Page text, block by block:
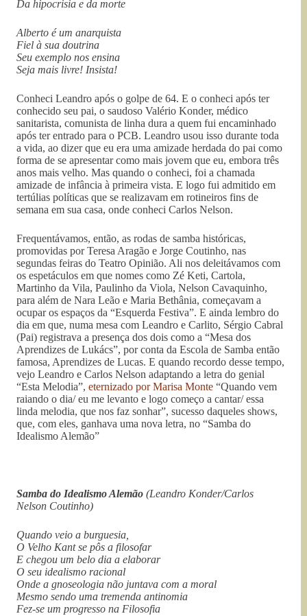
Da hipocrisia e da morte
Alberto é um anarquista
Fiel à sua doutrina
Seu exemplo nos ensina
Seja mais livre! Insista!
Conheci Leandro após o golpe de 64. E o conheci após ter
conhecido seu pai, o saudoso Valério Konder, médico
sanitarista, comunista de linha dura a quem fui encaminhado
após ter entrado para o PCB. Leandro usou isso durante toda
a vida, ao dizer que eu era uma amizade herdada do pai como
forma de se apresentar como mais jovem que eu, embora três
anos mais velho. Mas quando o conheci, foi a chamada
amizade de infância à primeira vista. E logo fui admitido em
tertúlias políticas que se realizavam em rotineiros fins de
semana em sua casa, onde conheci Carlos Nelson.
Frequentávamos, então, as rodas de samba históricas,
promovidas por Teresa Aragão e Jorge Coutinho, nas
segundas feiras do Teatro Opinião. Ali nos deleitávamos com
os espetáculos em que nomes como Zé Keti, Cartola,
Martinho da Vila, Paulinho da Viola, Nelson Cavaquinho,
para além de Nara Leão e Maria Bethânia, começavam a
ocupar os espaços da “Esquerda Festiva”. E ainda lembro do
dia em que, numa mesa com Leandro e Carlito, Sérgio Cabral
(Pai) registrava a presença dos dois como a “Mesa dos
Aprendizes de Lukács”, por conta da Escola de Samba então
famosa, Aprendizes de Lucas. E quando recordo desse tempo,
vejo Leandro e Carlos Nelson adaptando a letra do genial
“Esta Melodia”, eternizado por Marisa Monte “Quando vem
raiando o dia/ eu me levanto e logo começo a cantar/ essa
linda melodia, que nos faz sonhar”, sucesso daqueles shows,
que, com eles, ganhava uma nova letra, no “Samba do
Idealismo Alemão”
Samba do Idealismo Alemão (Leandro Konder/Carlos
Nelson Coutinho)
Quando veio a burguesia,
O Velho Kant se pôs a filosofar
E chegou um belo dia a elaborar
O seu idealismo racional
Onde a gnoseologia não juntava com a moral
Mesmo sendo uma tremenda antinomia
Fez-se um progresso na Filosofia